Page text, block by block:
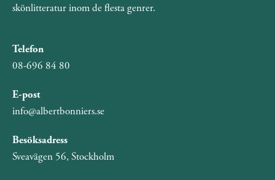
skönlitteratur inom de flesta genrer.
Telefon
08-696 84 80
E-post
info@albertbonniers.se
Besöksadress
Sveavägen 56, Stockholm